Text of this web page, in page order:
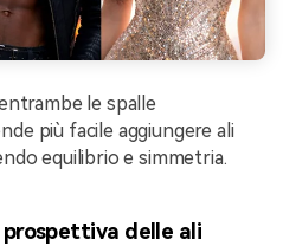
le spalle
più facile aggiungere ali
equilibrio e simmetria.
prospettiva delle ali